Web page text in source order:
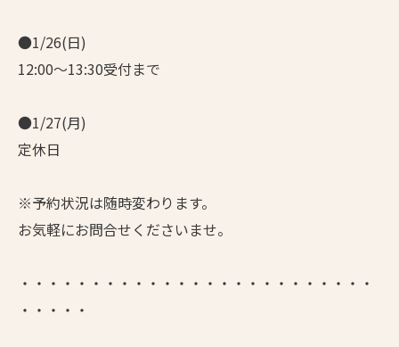
●1/26(日)
12:00～13:30受付まで
●1/27(月)
定休日
※予約状況は随時変わります。
お気軽にお問合せくださいませ。
・・・・・・・・・・・・・・・・・・・・・・・・・
・・・・・